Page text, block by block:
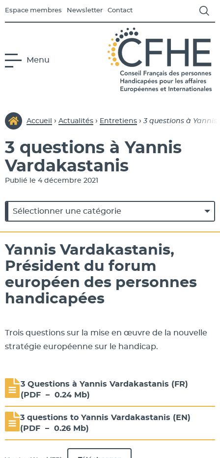
Espace membres Newsletter Contact
Menu
menu Europe
Accueil › Actualités › Entretiens › 3 questions à
3 questions à Yannis
Vardakastanis
Publié le 4 décembre 2021
Catégories
Catégories
Yannis Vardakastanis,
Président du forum
européen des personnes
handicapées
Trois questions sur la mise en œuvre de la nouvelle
stratégie européenne sur le handicap.
3 Questions à Yannis Vardakastanis (FR)
(PDF– 0.24 Mb)
3 questions to Yannis Vardakastanis (EN)
(PDF –0.26 Mb)